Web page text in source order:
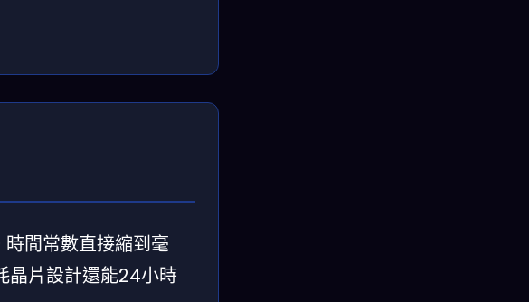
間常數直接縮到毫
晶片設計還能24小時